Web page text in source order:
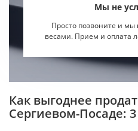
Мы не
Просто позвоните и
весами. Прием и оплата
Как выгоднее
Сергиевом-Посаде: 3